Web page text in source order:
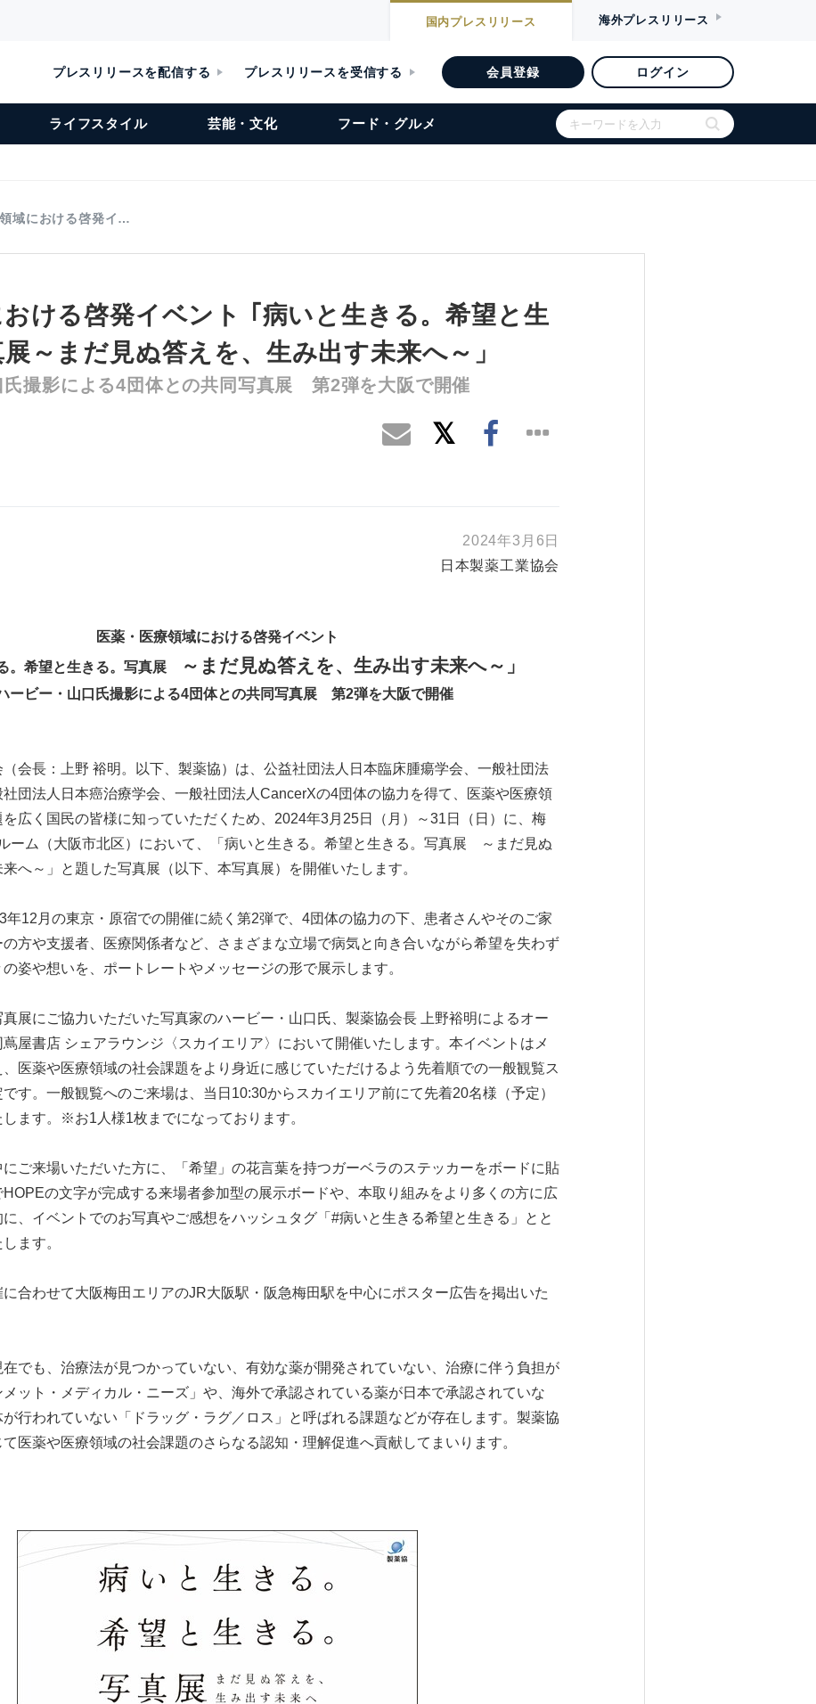
国内プレスリリース 海外プレスリリース
プレスリリースを配信する プレスリリースを受信する 会員登録 ログイン
ライフスタイル 芸能・文化 フード・グルメ
域における啓発イ…
おける啓発イベント ｢病いと生きる。希望と生
～まだ見ぬ答えを、生み出す未来へ～」
氏撮影による4団体との共同写真展 第2弾を大阪で開催
2024年3月6日
日本製薬工業協会
医薬・医療領域における啓発イベント
。希望と生きる。写真展
～まだ見ぬ答えを、生み出す未来へ～」
ービー・山口氏撮影による4団体との共同写真展 第2弾を大阪で開催
会長：上野 裕明。以下、製薬協）は、公益社団法人日本臨床腫瘍学会、一般社団法
社団法人日本癌治療学会、一般社団法人CancerXの4団体の協力を得て、医薬や医療領
広く国民の皆様に知っていただくため、2024年3月25日（月）～31日（日）に、梅
ーム（大阪市北区）において、「病いと生きる。希望と生きる。写真展 ～まだ見ぬ
へ～」と題した写真展（以下、本写真展）を開催いたします。
12月の東京・原宿での開催に続く第2弾で、4団体の協力の下、患者さんやそのご家
方や支援者、医療関係者など、さまざまな立場で病気と向き合いながら希望を失わず
姿や想いを、ポートレートやメッセージの形で展示します。
展にご協力いただいた写真家のハービー・山口氏、製薬協会長 上野裕明によるオー
屋書店 シェアラウンジ〈スカイエリア〉において開催いたします。本イベントはメ
医薬や医療領域の社会課題をより身近に感じていただけるよう先着順での一般観覧ス
す。一般観覧へのご来場は、当日10:30からスカイエリア前にて先着20名様（予定）
ます。※お1人様1枚までになっております。
ご来場いただいた方に、「希望」の花言葉を持つガーベラのステッカーをボードに貼
の文字が完成する来場者参加型の展示ボードや、本取り組みをより多くの方に広
、イベントでのお写真やご感想をハッシュタグ「#病いと生きる希望と生きる」とと
ます。
合わせて大阪梅田エリアのJR大阪駅・阪急梅田駅を中心にポスター広告を掲出いた
でも、治療法が見つかっていない、有効な薬が開発されていない、治療に伴う負担が
ット・メディカル・ニーズ」や、海外で承認されている薬が日本で承認されていな
行われていない「ドラッグ・ラグ／ロス」と呼ばれる課題などが存在します。製薬協
医薬や医療領域の社会課題のさらなる認知・理解促進へ貢献してまいります。